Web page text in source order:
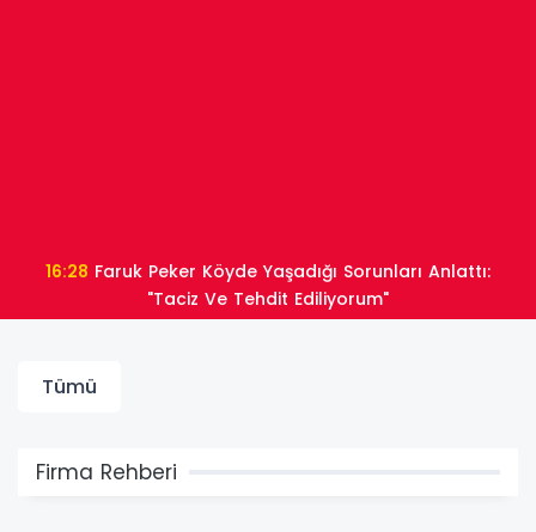
16:28
"Taciz Ve Tehdit Ediliyorum"
Tümü
Firma Rehberi